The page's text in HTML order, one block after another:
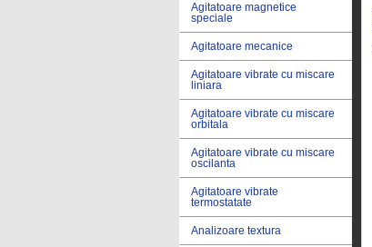
Agitatoare magnetice
speciale
Agitatoare mecanice
Agitatoare vibrate cu miscare
liniara
Agitatoare vibrate cu miscare
orbitala
Agitatoare vibrate cu miscare
oscilanta
Agitatoare vibrate
termostatate
Analizoare textura